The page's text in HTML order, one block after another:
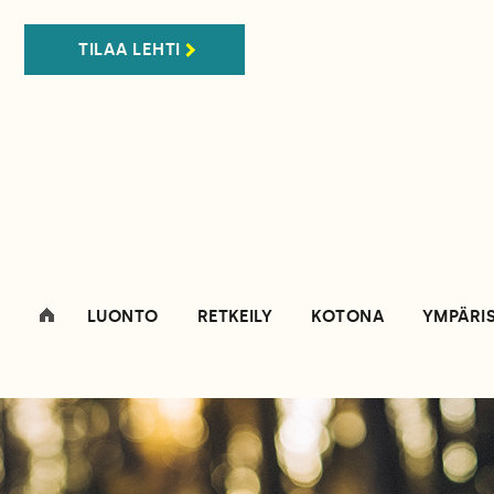
TILAA LEHTI
LUONTO RETKEILY KOTONA